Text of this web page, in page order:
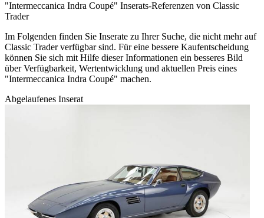
"Intermeccanica Indra Coupé" Inserats-Referenzen von Classic
Trader
Im Folgenden finden Sie Inserate zu Ihrer Suche, die nicht mehr auf
Classic Trader verfügbar sind. Für eine bessere Kaufentscheidung
können Sie sich mit Hilfe dieser Informationen ein besseres Bild
über Verfügbarkeit, Wertentwicklung und aktuellen Preis eines
"Intermeccanica Indra Coupé" machen.
Abgelaufenes Inserat